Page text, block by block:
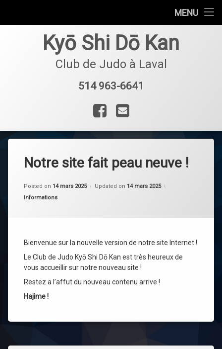
MENU
Mission et valeurs
Adolescents
Affiliation
Essai gratuit
Kyō Shi Dō Kan
Club de Judo à Laval
514 963-6641
FacebookCourriel
Notre site fait peau neuve !
Posted on 14 mars 2025 Updated on 14 mars 2025
Catégories :
Informations
Bienvenue sur la nouvelle version de notre site Internet !
Le Club de Judo Kyō Shi Dō Kan est très heureux de
vous accueillir sur notre nouveau site !
Restez a l’affut du nouveau contenu arrive !
Hajime !